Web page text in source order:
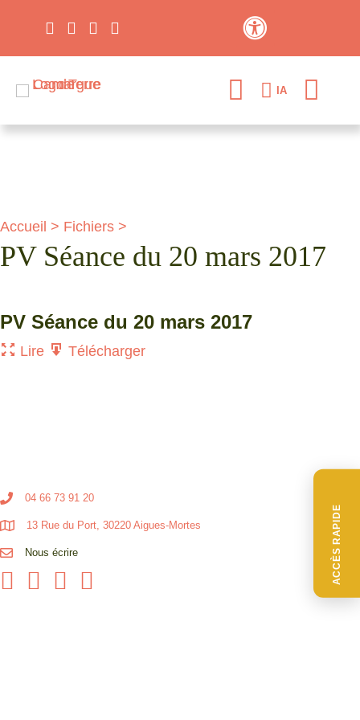
ACCÈS RAPIDE
IA
Accueil > Fichiers >
PV Séance du 20 mars 2017
PV Séance du 20 mars 2017
Lire Télécharger
04 66 73 91 20
13 Rue du Port, 30220 Aigues-Mortes
Nous écrire